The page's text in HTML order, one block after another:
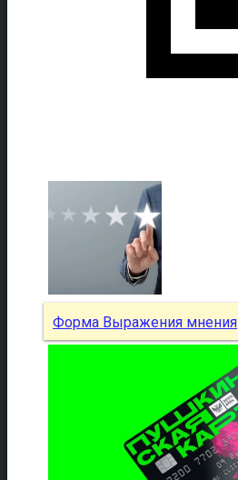
Форма Выражения мнения